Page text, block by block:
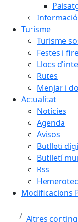
Turisme
Turisme
Festes i
Llocs
Rutes
Menjar i
Actualitat
Notícies
Agenda
Avisos
Butlletí
Butlletí
Rss
Modificacions
Altres